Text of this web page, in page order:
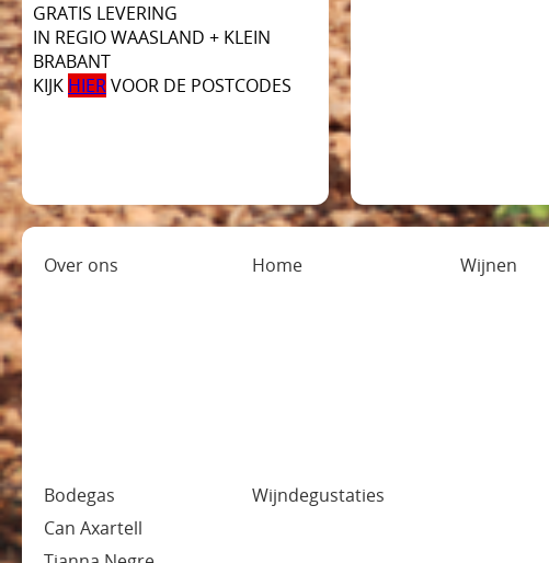
GRATIS LEVERING
IN REGIO WAASLAND + KLEIN
BRABANT
KIJK HIERVOOR DE POSTCODES
Over ons Home Wijnen
Bodegas
Can Axartell
Wijndegustaties